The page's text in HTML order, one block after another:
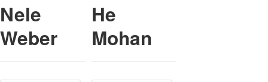
Nele
Weber
He
Mohan